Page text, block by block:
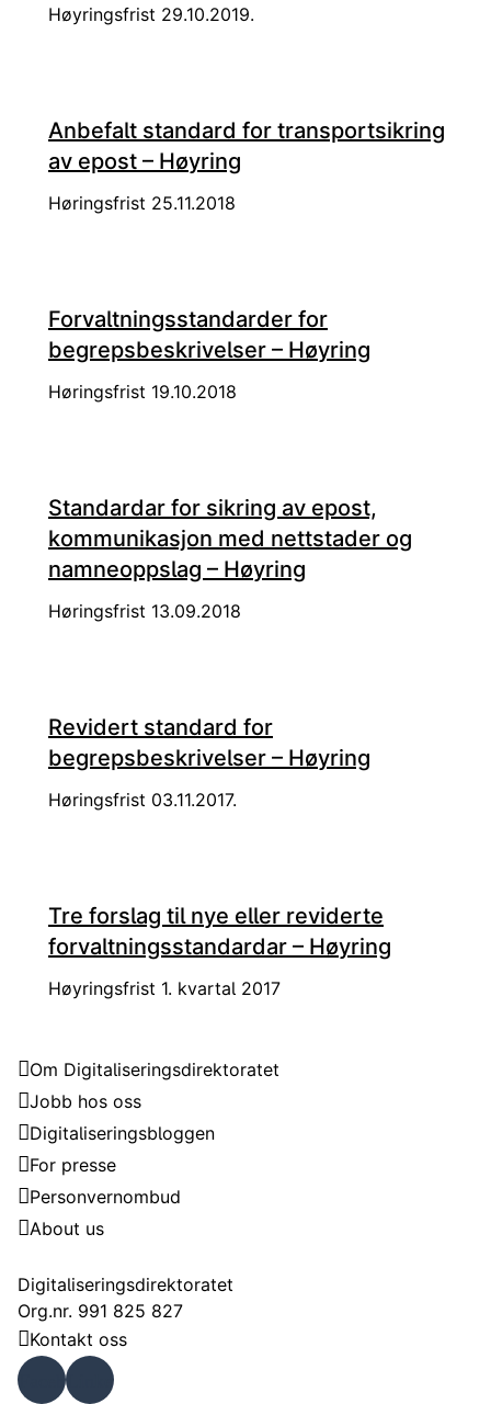
Høyringsfrist 29.10.2019.
Anbefalt standard for transportsikring
av epost – Høyring
Høringsfrist 25.11.2018
Forvaltningsstandarder for
begrepsbeskrivelser – Høyring
Høringsfrist 19.10.2018
Standardar for sikring av epost,
kommunikasjon med nettstader og
namneoppslag – Høyring
Høringsfrist 13.09.2018
Revidert standard for
begrepsbeskrivelser – Høyring
Høringsfrist 03.11.2017.
Tre forslag til nye eller reviderte
forvaltningsstandardar – Høyring
Høyringsfrist 1. kvartal 2017
Om Digitaliseringsdirektoratet
Jobb hos oss
Digitaliseringsbloggen
For presse
Personvernombud
About us
Digitaliseringsdirektoratet
Org.nr. 991 825 827
Kontakt oss
Faceb